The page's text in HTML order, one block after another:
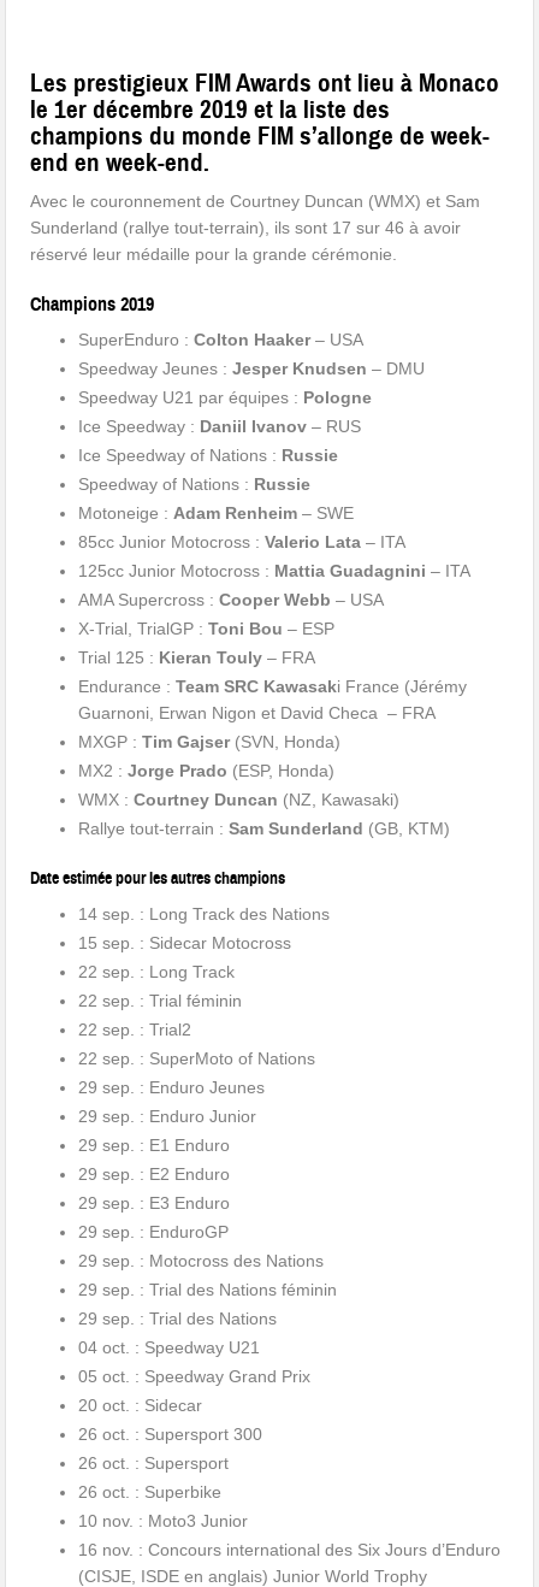
Les prestigieux FIM Awards ont lieu à Monaco
le 1er décembre 2019 et la liste des
champions du monde FIM s’allonge de week-
end en week-end.
Avec le couronnement de Courtney Duncan (WMX) et Sam
Sunderland (rallye tout-terrain), ils sont 17 sur 46 à avoir
réservé leur médaille pour la grande cérémonie.
Champions 2019
SuperEnduro :Colton Haaker– USA
Speedway Jeunes :Jesper Knudsen – DMU
Speedway U21 par équipes : Pologne
Ice Speedway : Daniil Ivanov – RUS
Ice Speedway of Nations : Russie
Speedway of Nations : Russie
Motoneige : Adam Renheim – SWE
85cc Junior Motocross :Valerio Lata – ITA
125cc Junior Motocross : Mattia Guadagnini – ITA
AMA Supercross :Cooper Webb – USA
X-Trial, TrialGP :Toni Bou – ESP
Trial 125 : Kieran Touly – FRA
Endurance : Team SRC Kawasaki France (Jérémy
Guarnoni, Erwan Nigon et David Checa – FRA
MXGP :Tim Gajser(SVN, Honda)
MX2 :Jorge Prado (ESP, Honda)
WMX :Courtney Duncan (NZ, Kawasaki)
Rallye tout-terrain :Sam Sunderland (GB, KTM)
Date estimée pour les autres champions
14 sep. : Long Track des Nations
15 sep. : Sidecar Motocross
22 sep. : Long Track
22 sep. : Trial féminin
22 sep. : Trial2
22 sep. : SuperMoto of Nations
29 sep. : Enduro Jeunes
29 sep. : Enduro Junior
29 sep. : E1 Enduro
29 sep. : E2 Enduro
29 sep. : E3 Enduro
29 sep. : EnduroGP
29 sep. : Motocross des Nations
29 sep. : Trial des Nations féminin
29 sep. : Trial des Nations
04 oct. : Speedway U21
05 oct. : Speedway Grand Prix
20 oct. : Sidecar
26 oct. : Supersport 300
26 oct. : Supersport
26 oct. : Superbike
10 nov. : Moto3 Junior
16 nov. : Concours international des Six Jours d’Enduro
(CISJE, ISDE en anglais) Junior World Trophy